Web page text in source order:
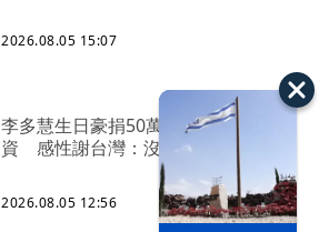
2026.08.05 15:07
李多慧生日豪捐50萬、親搭卡車送物
資 感性謝台灣：沒有大家就沒我
2026.08.05 12:56